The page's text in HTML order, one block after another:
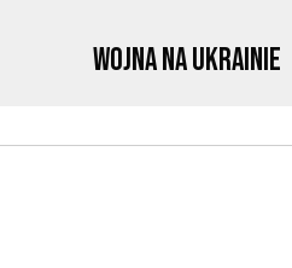
Wojna na Ukrainie